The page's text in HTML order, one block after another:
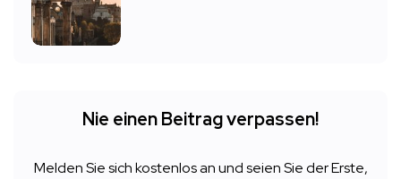
Nie einen Beitrag verpassen!
Melden Sie sich kostenlos an und seien Sie der Erste,